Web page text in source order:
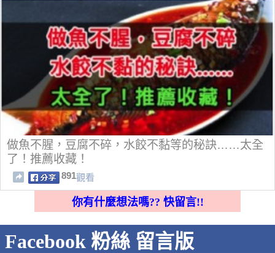
做魚不腥，豆腐不碎，水餃不黏等的秘訣……太全
了！推薦收藏！
891觀看
你有什麼想法嗎?? 快留言!!
Facebook 粉絲 留言版